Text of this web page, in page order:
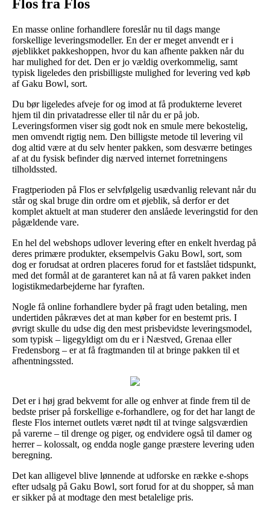
Flos fra Flos
En masse online forhandlere foreslår nu til dags mange
forskellige leveringsmodeller. En der er meget anvendt er i
øjeblikket pakkeshoppen, hvor du kan afhente pakken når du
har mulighed for det. Den er jo vældig overkommelig, samt
typisk ligeledes den prisbilligste mulighed for levering ved køb
af Gaku Bowl, sort.
Du bør ligeledes afveje for og imod at få produkterne leveret
hjem til din privatadresse eller til når du er på job.
Leveringsformen viser sig godt nok en smule mere bekostelig,
men omvendt rigtig nem. Den billigste metode til levering vil
dog altid være at du selv henter pakken, som desværre betinges
af at du fysisk befinder dig nærved internet forretningens
tilholdssted.
Fragtperioden på Flos er selvfølgelig usædvanlig relevant når du
står og skal bruge din ordre om et øjeblik, så derfor er det
komplet aktuelt at man studerer den anslåede leveringstid for den
pågældende vare.
En hel del webshops udlover levering efter en enkelt hverdag på
deres primære produkter, eksempelvis Gaku Bowl, sort, som
dog er forudsat at ordren placeres forud for et fastslået tidspunkt,
med det formål at de garanteret kan nå at få varen pakket inden
logistikmedarbejderne har fyraften.
Nogle få online forhandlere byder på fragt uden betaling, men
undertiden påkræves det at man køber for en bestemt pris. I
øvrigt skulle du udse dig den mest prisbevidste leveringsmodel,
som typisk – ligegyldigt om du er i Næstved, Grenaa eller
Fredensborg – er at få fragtmanden til at bringe pakken til et
afhentningssted.
Det er i høj grad bekvemt for alle og enhver at finde frem til de
bedste priser på forskellige e-forhandlere, og for det har langt de
fleste Flos internet outlets været nødt til at tvinge salgsværdien
på varerne – til drenge og piger, og endvidere også til damer og
herrer – kolossalt, og endda nogle gange præstere levering uden
beregning.
Det kan alligevel blive lønnende at udforske en række e-shops
efter udsalg på Gaku Bowl, sort forud for at du shopper, så man
er sikker på at modtage den mest betalelige pris.